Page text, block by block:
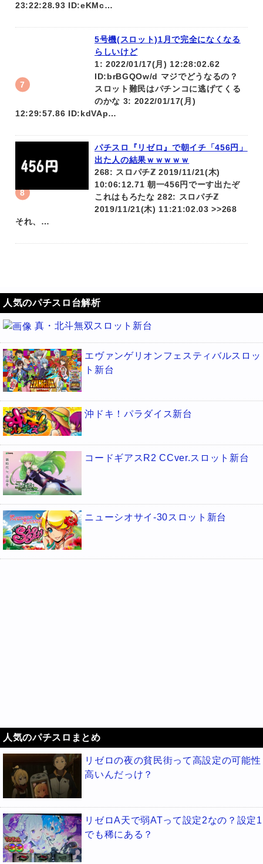
23:22:28.93 ID:eKMc…
5号機(スロット)1月で完全になくなる
らしいけど
1: 2022/01/17(月) 12:28:02.62
ID:brBGQOw/d マジでどうなるの？
スロット難民はパチンコに逃げてくる
のかな 3: 2022/01/17(月)
12:29:57.86 ID:kdVAp…
パチスロ『リゼロ』で朝イチ「456円」
出た人の結果ｗｗｗｗｗ
268: スロパチℤ 2019/11/21(木)
10:06:12.71 朝一456円でーす出たぞ
これはもろたな 282: スロパチℤ
2019/11/21(木) 11:21:02.03 >>268
それ、…
人気のパチスロ台解析
真・北斗無双スロット新台
エヴァンゲリオンフェスティバルスロッ
ト新台
沖ドキ！パラダイス新台
コードギアスR2 CCver.スロット新台
ニューシオサイ-30スロット新台
人気のパチスロまとめ
リゼロの夜の貧民街って高設定の可能性
高いんだっけ？
リゼロA天で弱ATって設定2なの？設定1
でも稀にある？